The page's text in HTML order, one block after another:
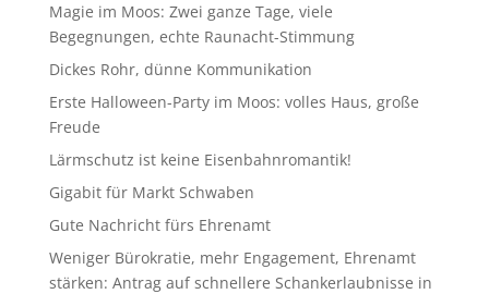
Magie im Moos: Zwei ganze Tage, viele
Begegnungen, echte Raunacht-Stimmung
Dickes Rohr, dünne Kommunikation
Erste Halloween-Party im Moos: volles Haus, große
Freude
Lärmschutz ist keine Eisenbahnromantik!
Gigabit für Markt Schwaben
Gute Nachricht fürs Ehrenamt
Weniger Bürokratie, mehr Engagement, Ehrenamt
stärken: Antrag auf schnellere Schankerlaubnisse in